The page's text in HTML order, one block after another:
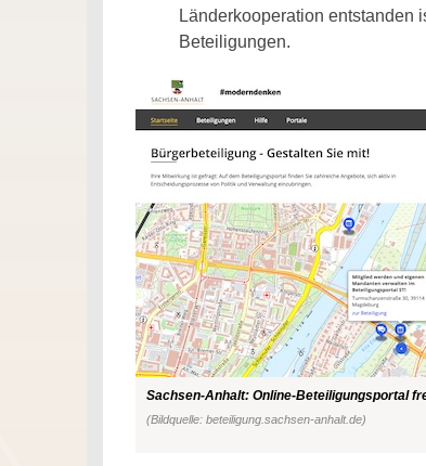
Länderkooperation entstanden
Beteiligungen.
Sachsen-Anhalt: Online-Beteiligungsportal
(Bildquelle: beteiligung.sachsen-anhalt.de)